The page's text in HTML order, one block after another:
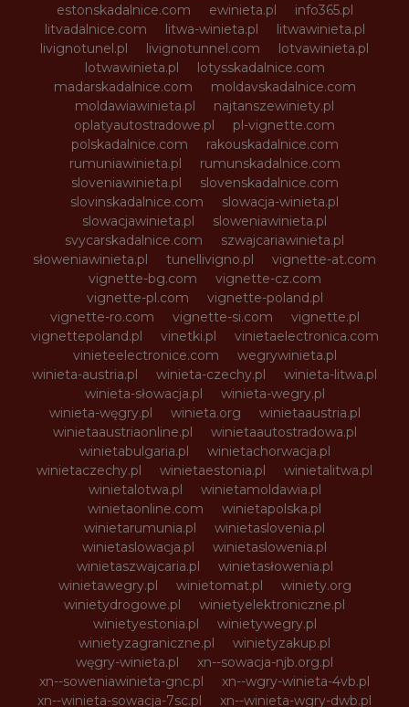
estonskadalnice.com
ewinieta.pl
info365.pl
litvadalnice.com
litwa-winieta.pl
litwawinieta.pl
livignotunel.pl
livignotunnel.com
lotvawinieta.pl
lotwawinieta.pl
lotysskadalnice.com
madarskadalnice.com
moldavskadalnice.com
moldawiawinieta.pl
najtanszewiniety.pl
oplatyautostradowe.pl
pl-vignette.com
polskadalnice.com
rakouskadalnice.com
rumuniawinieta.pl
rumunskadalnice.com
sloveniawinieta.pl
slovenskadalnice.com
slovinskadalnice.com
slowacja-winieta.pl
slowacjawinieta.pl
sloweniawinieta.pl
svycarskadalnice.com
szwajcariawinieta.pl
słoweniawinieta.pl
tunellivigno.pl
vignette-at.com
vignette-bg.com
vignette-cz.com
vignette-pl.com
vignette-poland.pl
vignette-ro.com
vignette-si.com
vignette.pl
vignettepoland.pl
vinetki.pl
vinietaelectronica.com
vinieteelectronice.com
wegrywinieta.pl
winieta-austria.pl
winieta-czechy.pl
winieta-litwa.pl
winieta-słowacja.pl
winieta-wegry.pl
winieta-węgry.pl
winieta.org
winietaaustria.pl
winietaaustriaonline.pl
winietaautostradowa.pl
winietabulgaria.pl
winietachorwacja.pl
winietaczechy.pl
winietaestonia.pl
winietalitwa.pl
winietalotwa.pl
winietamoldawia.pl
winietaonline.com
winietapolska.pl
winietarumunia.pl
winietaslovenia.pl
winietaslowacja.pl
winietaslowenia.pl
winietaszwajcaria.pl
winietasłowenia.pl
winietawegry.pl
winietomat.pl
winiety.org
winietydrogowe.pl
winietyelektroniczne.pl
winietyestonia.pl
winietywegry.pl
winietyzagraniczne.pl
winietyzakup.pl
węgry-winieta.pl
xn--sowacja-njb.org.pl
xn--soweniawinieta-gnc.pl
xn--wgry-winieta-4vb.pl
xn--winieta-sowacja-7sc.pl
xn--winieta-wgry-dwb.pl